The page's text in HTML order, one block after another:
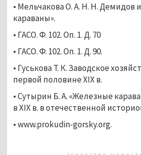
• Мельчакова О. А. Н. Н. Демидов
караваны».
• ГАСО. Ф. 102. Оп. 1. Д. 70
• ГАСО. Ф. 102. Оп. 1. Д. 90.
• Гуськова Т. К. Заводское
первой половине XIX в.
• Сутырин Б. А. «Железные
в XIX в. в отечественной
• www.prokudin-gorsky.org.